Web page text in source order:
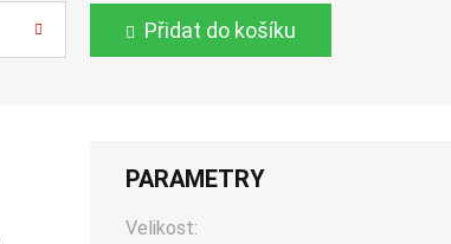
Přidat do košíku
PARAMETRY
Velikost: